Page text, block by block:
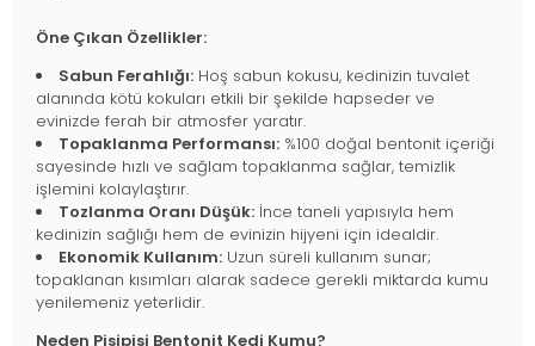
Öne Çıkan Özellikler:
Sabun Ferahlığı: Hoş sabun kokusu, kedinizin tuvalet
alanında kötü kokuları etkili bir şekilde hapseder ve
evinizde ferah bir atmosfer yaratır.
Topaklanma Performansı: %100 doğal bentonit içeriği
sayesinde hızlı ve sağlam topaklanma sağlar, temizlik
işlemini kolaylaştırır.
Tozlanma Oranı Düşük: İnce taneli yapısıyla hem
kedinizin sağlığı hem de evinizin hijyeni için idealdir.
Ekonomik Kullanım: Uzun süreli kullanım sunar;
topaklanan kısımları alarak sadece gerekli miktarda kumu
yenilemeniz yeterlidir.
Neden Pisipisi Bentonit Kedi Kumu?